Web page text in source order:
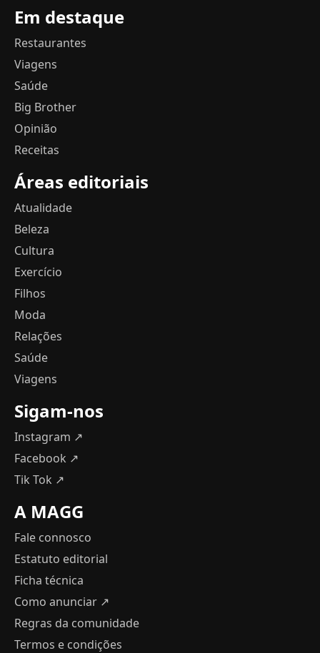
Em destaque
Restaurantes
Viagens
Saúde
Big Brother
Opinião
Receitas
Áreas editoriais
Atualidade
Beleza
Cultura
Exercício
Filhos
Moda
Relações
Saúde
Viagens
Sigam-nos
Instagram ↗
Facebook ↗
Tik Tok ↗
A MAGG
Fale connosco
Estatuto editorial
Ficha técnica
Como anunciar ↗
Regras da comunidade
Termos e condições